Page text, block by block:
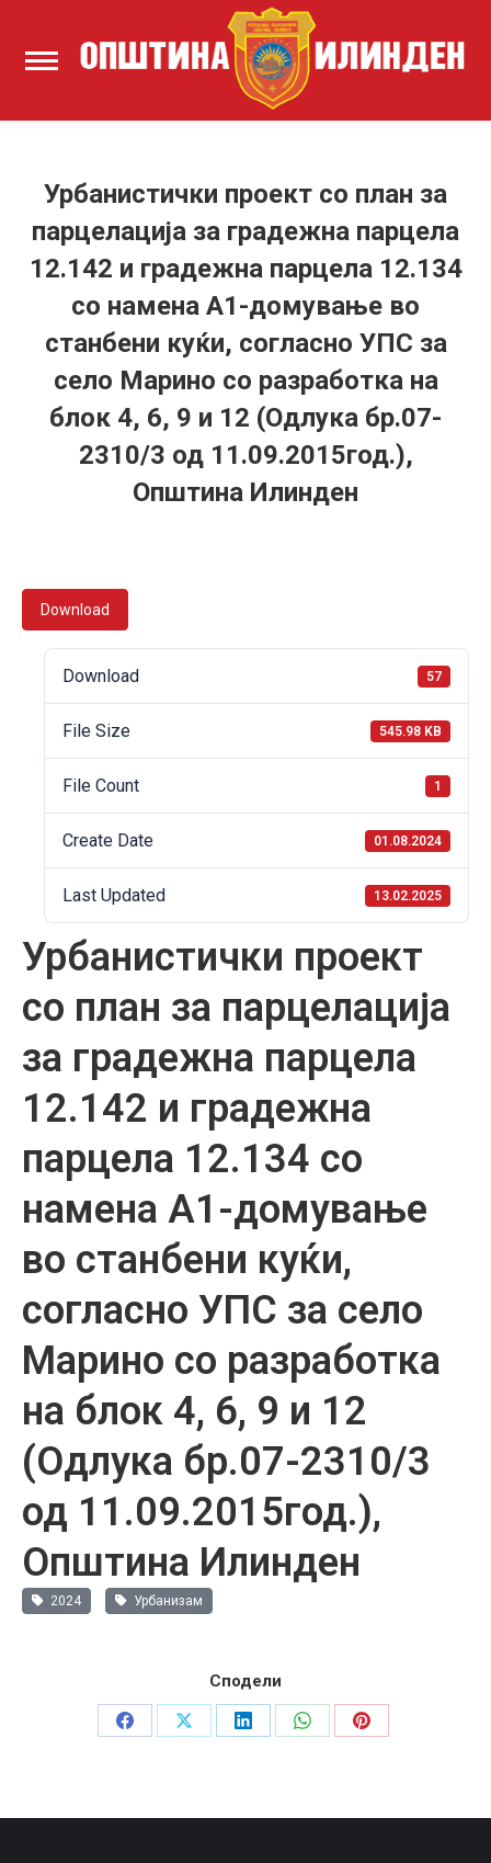
Урбанистички проект со план за
парцелација за градежна парцела
12.142 и градежна парцела 12.134
со намена А1-домување во
станбени куќи, согласно УПС за
село Марино со разработка на
блок 4, 6, 9 и 12 (Одлука бр.07-
2310/3 од 11.09.2015год.),
Општина Илинден
Download
Download 57
File Size 545.98 KB
File Count 1
Create Date 01.08.2024
Last Updated 13.02.2025
Урбанистички проект
со план за парцелација
за градежна парцела
12.142 и градежна
парцела 12.134 со
намена А1-домување
во станбени куќи,
согласно УПС за село
Марино со разработка
на блок 4, 6, 9 и 12
(Одлука бр.07-2310/3
од 11.09.2015год.),
Општина Илинден
2024 Урбанизам
Сподели
Share
Share
Share
Share
Share